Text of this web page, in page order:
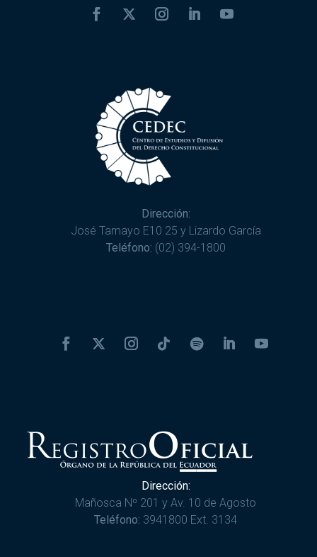
Dirección:
José Tamayo E10 25 y Lizardo García
Teléfono: (02) 394-1800
Dirección:
Mañosca Nº 201 y Av. 10 de Agosto
Teléfono: 3941800 Ext. 3134